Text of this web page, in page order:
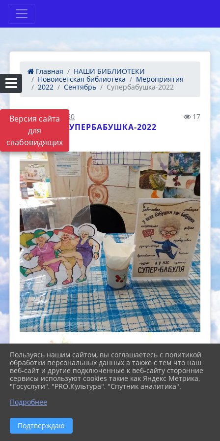
Версия сайта
для
слабовидящих
Главная
НАШИ БИБЛИОТЕКИ
Новоисетская библиотека
Мероприятия
2022
Сентябрь Супербабушка-2022
15.09.2022 06:50 17
СУПЕРБАБУШКА-2022
Пользуясь нашим сайтом, вы соглашаетесь с политикой
обработки персональных данных а также с тем что наш
веб-сайт и другие подключенные к веб-сайту сторонние
сервисы используют cookies такие как Яндекс Метрика,
"Госуслуги", "PRO.Культура", "Спутник аналитика".
Подробнее
Подтверждаю